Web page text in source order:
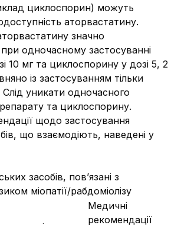
циклоспорин) можуть
аторвастатину.
значно
одночасному застосуванні
10 мг та циклоспорину у дозі 5, 2
із застосуванням тільки
уникати одночасного
та циклоспорину.
щодо застосування
що взаємодіють, наведені у
засобів, пов’язані з
міопатії/рабдоміолізу
Медичні
рекомендації